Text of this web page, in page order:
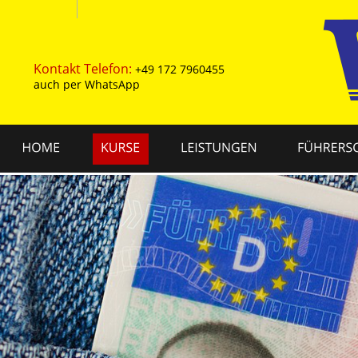
KontaktTelefon: +49 172 7960455
auch per WhatsApp